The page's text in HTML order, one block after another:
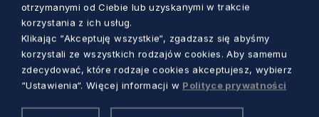
otrzymanymi od Ciebie lub uzyskanymi w trakcie
korzystania z ich usług.
Klikając “Akceptuję wszystkie“, zgadzasz się abyśmy
korzystali ze wszystkich rodzajów cookies. Aby samemu
zdecydować, które rodzaje cookies akceptujesz, wybierz
“Ustawienia“. Więcej informacji w Polityce prywatności